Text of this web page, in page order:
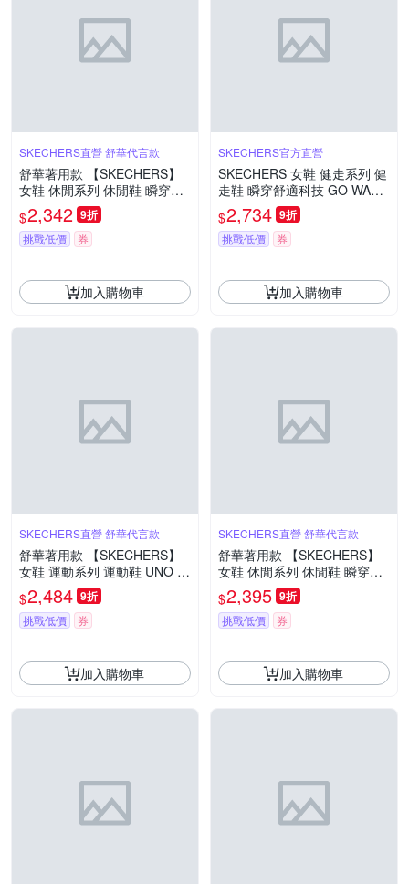
SKECHERS直營 舒華代言款
舒華著用款 【SKECHERS】
女鞋 休閒系列 休閒鞋 瞬穿舒
適科技 HOTSHOT 寬楦款 - 18
5322WWBK
$2,342 9折
挑戰低價 券
加入購物車
SKECHERS官方直營
SKECHERS 女鞋 健走系列 健
走鞋 瞬穿舒適科技 GO WALK
8_BCA 寬楦款 - 125931WBK
W
$2,734 9折
挑戰低價 券
加入購物車
SKECHERS直營 舒華代言款
舒華著用款 【SKECHERS】
女鞋 運動系列 運動鞋 UNO R
YZE - 177606CCBK
$2,484 9折
挑戰低價 券
加入購物車
SKECHERS直營 舒華代言款
舒華著用款 【SKECHERS】
女鞋 休閒系列 休閒鞋 瞬穿舒
適科技 D LITES - 150537WS
L
$2,395 9折
挑戰低價 券
加入購物車